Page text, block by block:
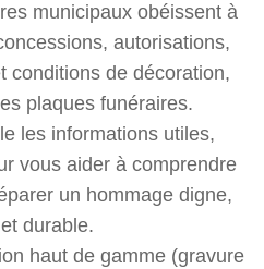
municipaux obéissent à
autorisations,
conditions de décoration,
plaques funéraires.
les informations utiles,
vous aider à comprendre
un hommage digne,
durable.
haut de gamme (gravure